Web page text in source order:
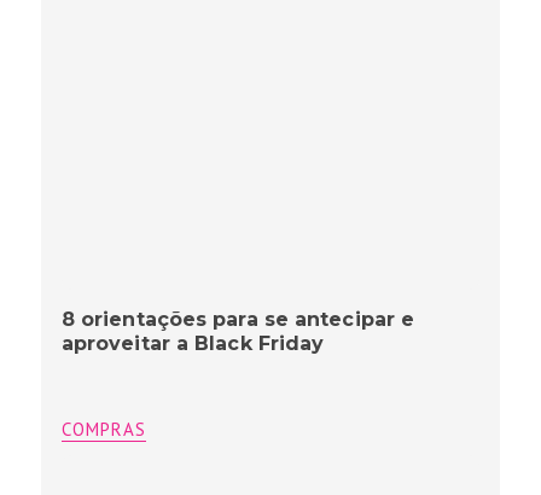
8 orientações para se antecipar e
aproveitar a Black Friday
COMPRAS